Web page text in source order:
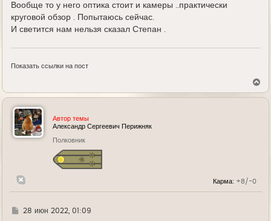
Вообще то у него оптика стоит и камеры ..практически
круговой обзор . Попытаюсь сейчас.
И светится нам нельзя сказал Степан .
Показать ссылки на пост
р
а
Автор темы
Александр Сергеевич Перижняк
Полковник
Карма: +8/-0
Г28 июн 2022, 01:09